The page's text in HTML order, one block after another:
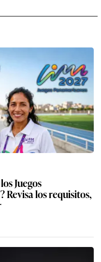
Juegos
Revisa los requisitos,